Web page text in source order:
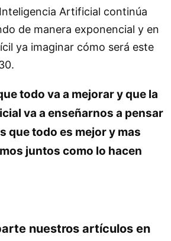
Artificial continúa
de manera exponencial y en
ya imaginar cómo será este
todo va a mejorar y que la
va a enseñarnos a pensar
que todo es mejor y mas
juntos como lo hacen
nuestros artículos en